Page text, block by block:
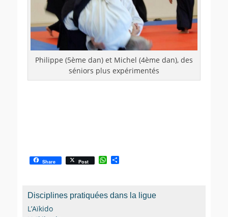
Philippe (5ème dan) et Michel (4ème dan), des
séniors plus expérimentés
Share Post W
s
A
a
g
Disciplines pratiquées dans la ligue
L’Aïkido